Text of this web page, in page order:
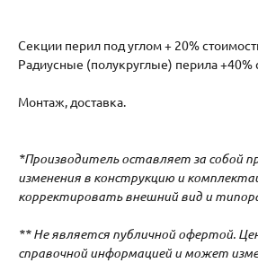
Секции перил под углом + 20%
Радиусные (полукруглые) перила +40%
Монтаж, доставка.
*Производитель оставляет за собой
изменения в конструкцию и
корректировать внешний вид и
** Не является публичной офертой.
справочной информацией и может